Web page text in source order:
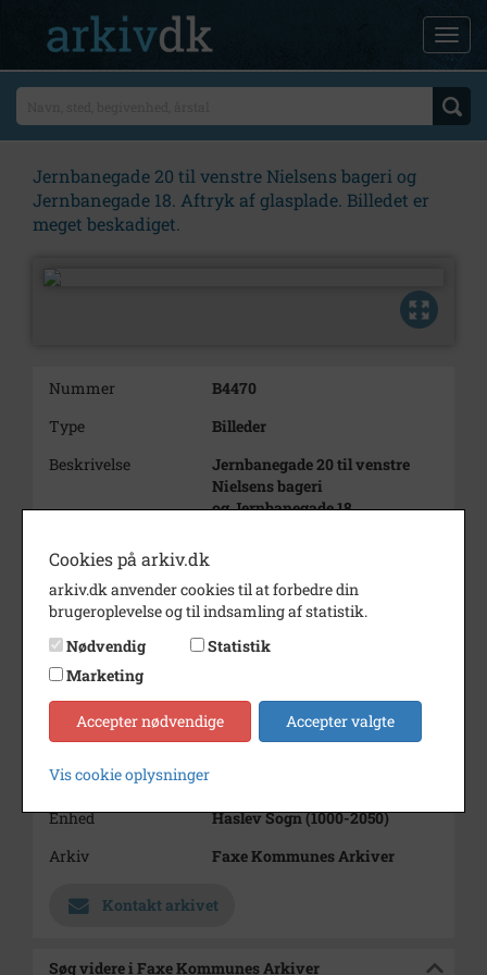
Jernbanegade 20 til venstre Nielsens bageri og
Jernbanegade 18. Aftryk af glasplade. Billedet er
meget beskadiget.
Nummer
B4470
Type
Billeder
Beskrivelse
Jernbanegade 20 til venstre
Nielsens bageri
og Jernbanegade 18.
Periode
1900 - 1940
Dateringsnote
Fotograf
Størrelse
12x15
Se på kort
Type
Enhed
Haslev Sogn (1000-2050)
Arkiv
Faxe Kommunes Arkiver
Kontakt arkivet
Søg videre i Faxe Kommunes Arkiver
Cookies på arkiv.dk
arkiv.dk anvender cookies til at forbedre din
brugeroplevelse og til indsamling af statistik.
Nødvendig
Statistik
Marketing
Accepter nødvendige Accepter valgte
Vis cookie oplysninger